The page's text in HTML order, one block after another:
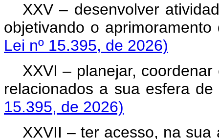
XXV – desenvolver
objetivando o
Lei nº 15.395, de 2026)
XXVI – planejar,
relacionados a sua esfera de
15.395, de 2026)
XXVII – ter acesso, na